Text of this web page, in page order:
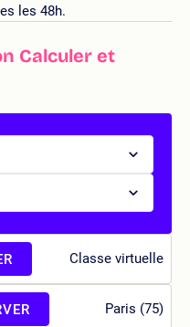
les 48h.
Calculer et
Classe virtuelle
Paris (75)